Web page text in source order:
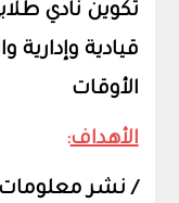
تكوين نادي
قيادية
الأوقات
الأهداف:
/ نشر